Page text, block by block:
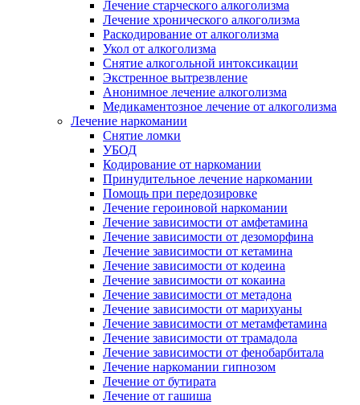
Лечение старческого алкоголизма
Лечение хронического алкоголизма
Раскодирование от алкоголизма
Укол от алкоголизма
Снятие алкогольной интоксикации
Экстренное вытрезвление
Анонимное лечение алкоголизма
Медикаментозное лечение от алкоголизма
Лечение наркомании
Снятие ломки
УБОД
Кодирование от наркомании
Принудительное лечение наркомании
Помощь при передозировке
Лечение героиновой наркомании
Лечение зависимости от амфетамина
Лечение зависимости от дезоморфина
Лечение зависимости от кетамина
Лечение зависимости от кодеина
Лечение зависимости от кокаина
Лечение зависимости от метадона
Лечение зависимости от марихуаны
Лечение зависимости от метамфетамина
Лечение зависимости от трамадола
Лечение зависимости от фенобарбитала
Лечение наркомании гипнозом
Лечение от бутирата
Лечение от гашиша